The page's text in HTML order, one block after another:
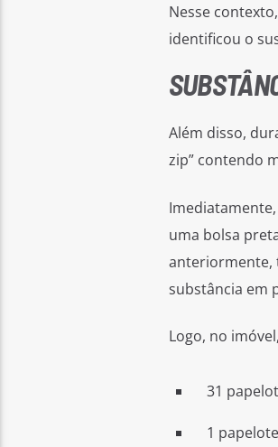
Nesse
identificou o
Além disso,
zip” contendo
uma bolsa
anteriormente,
substância em
Logo, no
31
1